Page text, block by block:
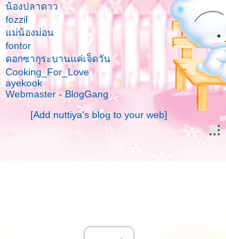
น้องปลาดาว
fozzil
ม่น้องม่อน
fontor
ดอกซากุระบานแค่เจ็ดวัน
Cooking_For_Love
ayekook
Webmaster - BlogGang
[Add nuttiya's blog to your web]